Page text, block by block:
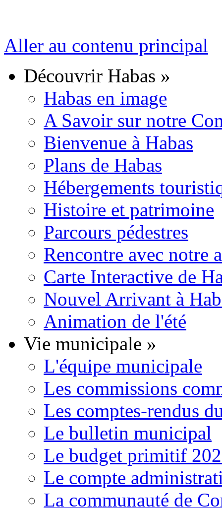
Aller au contenu principal
Découvrir Habas »
Habas en image
A Savoir sur notre
Bienvenue à Habas
Plans de Habas
Hébergements
Histoire et patrimoine
Parcours pédestres
Rencontre avec notre
Carte Interactive de
Nouvel Arrivant à
Animation de l'été
Vie municipale »
L'équipe municipale
Les commissions
Les comptes-rendus
Le bulletin municipal
Le budget primitif
Le compte
La communauté de